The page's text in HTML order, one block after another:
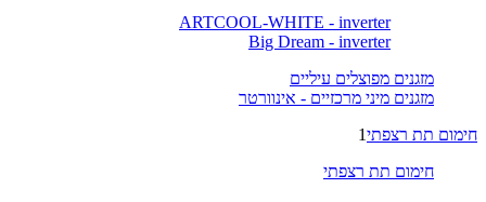
ARTCOOL-WHITE - inverter
Big Dream - inverter
מזגנים מפוצלים עיליים
מזגנים מיני מרכזיים - אינוורטר
חימום תת רצפתי1
חימום תת רצפתי